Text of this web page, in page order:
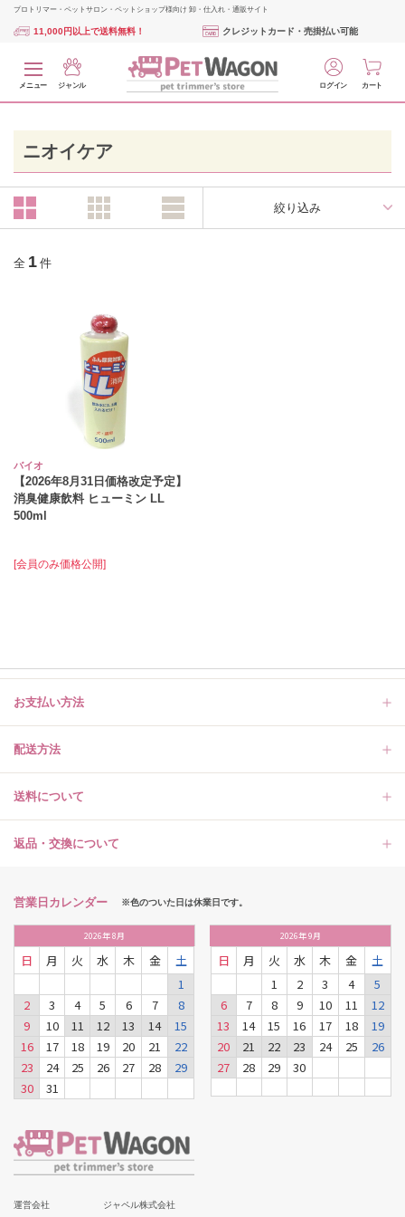
プロトリマー・ペットサロン・ペットショップ様向け 卸・仕入れ・通販サイト
11,000円以上で送料無料！ クレジットカード・売掛払い可能
メニュー ジャンル ログイン カート
ニオイケア
絞り込み
全 1 件
バイオ
【2026年8月31日価格改定予定】
消臭健康飲料 ヒューミン LL
500ml
[会員のみ価格公開]
お支払い方法
配送方法
送料について
返品・交換について
営業日カレンダー ※色のついた日は休業日です。
2026年8月
日 月 火 水 木 金
土
1
2
3 4 5 6 7
8
9
10 11 12 13 14
15
16
17 18 19 20 21
22
23
24 25 26 27 28
29
30
31
2026年9月
日 月 火 水 木 金
土
1
2 3 4
5
6
7 8 9 10 11
12
13
14 15 16 17 18
19
20
21 22 23 24 25
26
27
28 29 30
運営会社 ジャペル株式会社